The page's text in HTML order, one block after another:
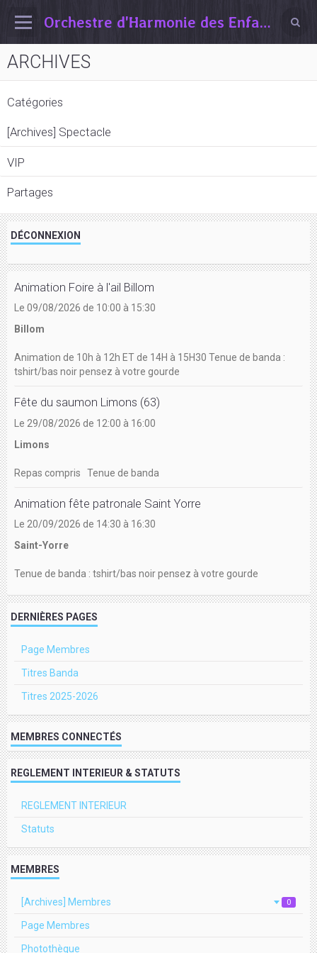
Orchestre d'Harmonie des Enfants de Vertaizon
ARCHIVES
Catégories
[Archives] Spectacle
VIP
Partages
DÉCONNEXION
Animation Foire à l'ail Billom
Le 09/08/2026 de 10:00 à 15:30
Billom
Animation de 10h à 12h ET de 14H à 15H30 Tenue de banda :
tshirt/bas noir pensez à votre gourde
Fête du saumon Limons (63)
Le 29/08/2026 de 12:00 à 16:00
Limons
Repas compris Tenue de banda
Animation fête patronale Saint Yorre
Le 20/09/2026 de 14:30 à 16:30
Saint-Yorre
Tenue de banda : tshirt/bas noir pensez à votre gourde
DERNIÈRES PAGES
Page Membres
Titres Banda
Titres 2025-2026
MEMBRES CONNECTÉS
REGLEMENT INTERIEUR & STATUTS
REGLEMENT INTERIEUR
Statuts
MEMBRES
[Archives] Membres 0
Page Membres
Photothèque